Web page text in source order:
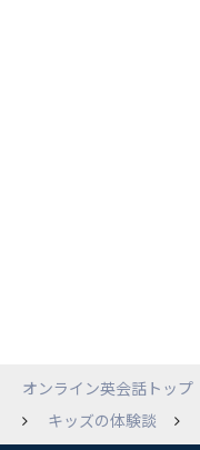
オンライン英会話トップ
キッズの体験談